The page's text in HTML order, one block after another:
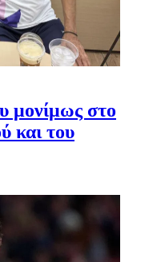
μονίμως στο
και του